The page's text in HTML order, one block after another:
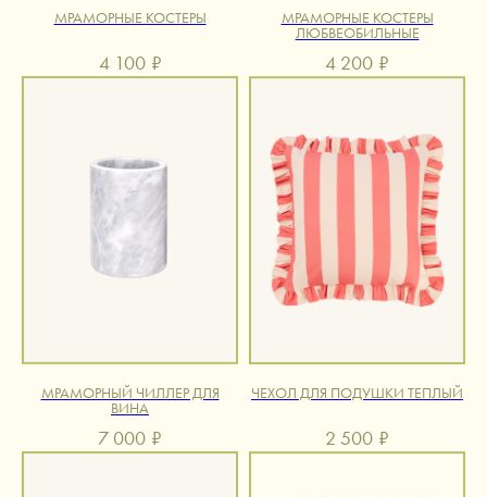
МРАМОРНЫЕ КОСТЕРЫ
4 100 ₽
МРАМОРНЫЕ КОСТЕРЫ
ЛЮБВЕОБИЛЬНЫЕ
4 200 ₽
МРАМОРНЫЙ ЧИЛЛЕР ДЛЯ
ВИНА
7 000 ₽
ЧЕХОЛ ДЛЯ ПОДУШКИ ТЕПЛЫЙ
2 500 ₽